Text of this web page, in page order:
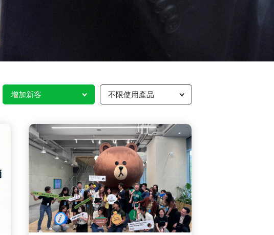
增加新客 不限使用產品